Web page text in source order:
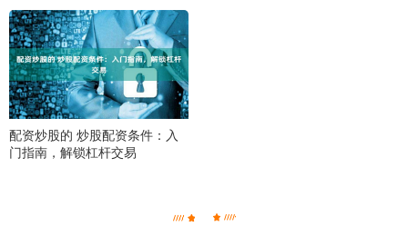
配资炒股的 炒股配资条件：入
门指南，解锁杠杆交易